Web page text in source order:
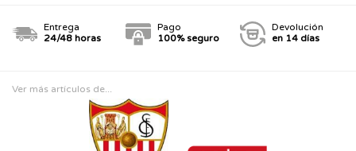
Entrega
24/48 horas
Pago
100% seguro
Devolución
en 14 días
Ver más artículos de...